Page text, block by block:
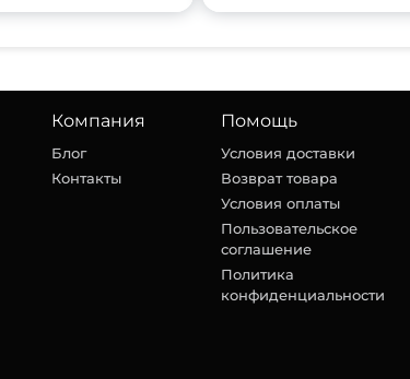
Компания
Блог
Контакты
Помощь
Условия доставки
Возврат товара
Условия оплаты
Пользовательское
соглашение
Политика
конфиденциальности